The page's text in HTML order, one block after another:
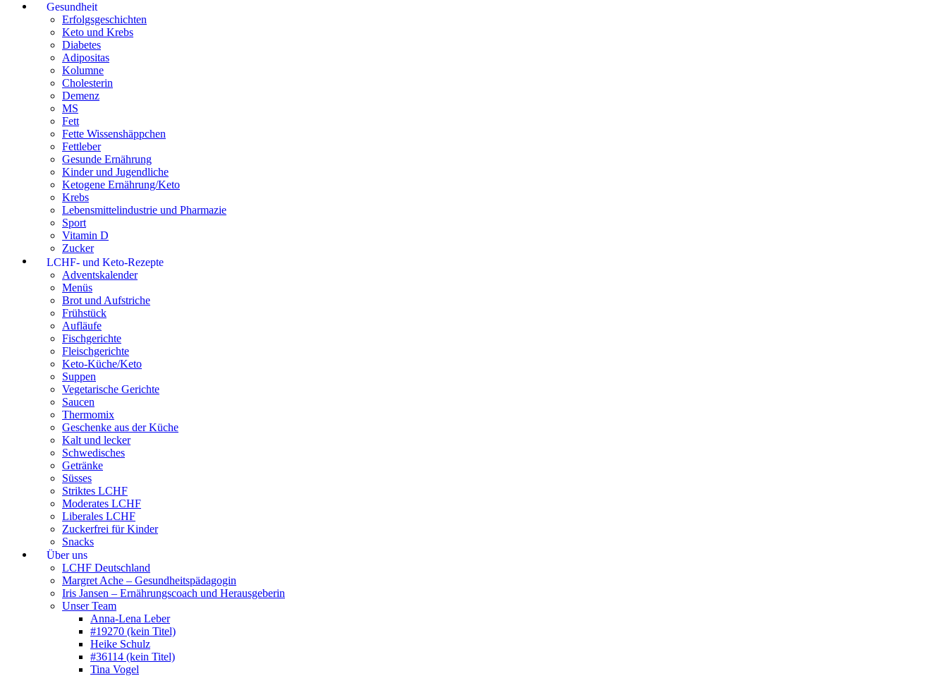
Gesundheit
Erfolgsgeschichten
Keto und Krebs
Diabetes
Adipositas
Kolumne
Cholesterin
Demenz
MS
Fett
Fette Wissenshäppchen
Fettleber
Gesunde Ernährung
Kinder und Jugendliche
Ketogene Ernährung/Keto
Krebs
Lebensmittelindustrie und Pharmazie
Sport
Vitamin D
Zucker
LCHF- und Keto-Rezepte
Adventskalender
Menüs
Brot und Aufstriche
Frühstück
Aufläufe
Fischgerichte
Fleischgerichte
Keto-Küche/Keto
Suppen
Vegetarische Gerichte
Saucen
Thermomix
Geschenke aus der Küche
Kalt und lecker
Schwedisches
Getränke
Süsses
Striktes LCHF
Moderates LCHF
Liberales LCHF
Zuckerfrei für Kinder
Snacks
Über uns
LCHF Deutschland
Margret Ache – Gesundheitspädagogin
Iris Jansen – Ernährungscoach und Herausgeberin
Unser Team
Anna-Lena Leber
#19270 (kein Titel)
Heike Schulz
#36114 (kein Titel)
Tina Vogel